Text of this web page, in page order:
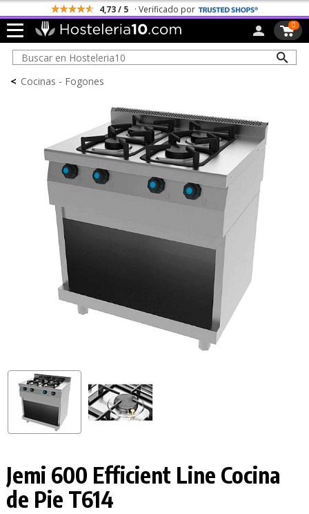
4,73 / 5 · Verificado por
0
< Cocinas - Fogones
Jemi 600 Efficient Line Cocina
de Pie T614